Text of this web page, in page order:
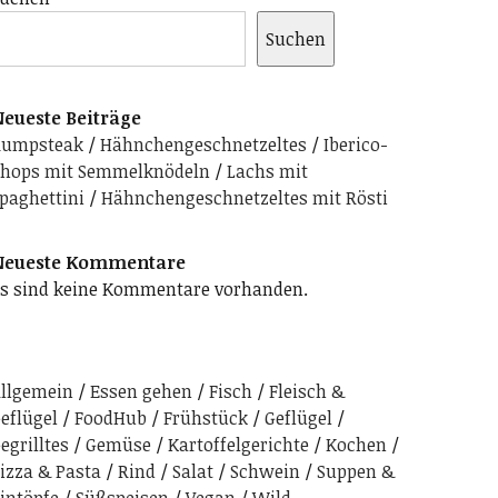
Suchen
Beiträge
Hähnchengeschnetzeltes
Iberico-
mit Semmelknödeln
Lachs mit
Hähnchengeschnetzeltes mit Rösti
Kommentare
sind keine Kommentare vorhanden.
Essen gehen Fisch
Fleisch &
FoodHub Frühstück
Geflügel
Gemüse Kartoffelgerichte
Kochen
& Pasta
Rind Salat Schwein
Suppen &